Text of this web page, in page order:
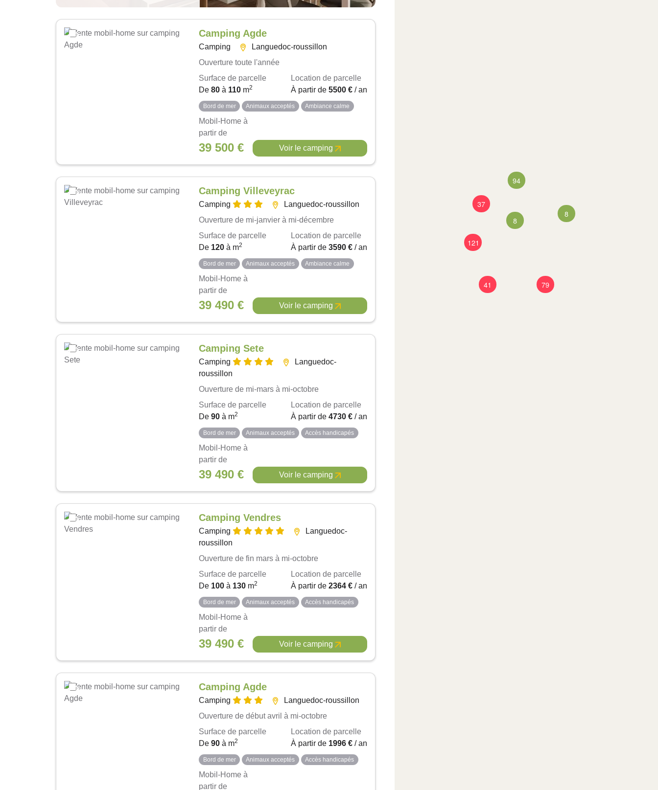
8
37
8
94
79
121
41
Camping Agde
Camping
Languedoc-roussillon
Ouverture toute l'année
Surface de parcelle
De80 à 110 m2
Location de parcelle
À partir de 5500 € / an
Bord de mer Animaux acceptés Ambiance calme
Mobil-Home à
partir de
39 500 € Voir le camping
Camping Villeveyrac
Camping
Languedoc-roussillon
Ouverture de mi-janvier à mi-décembre
Surface de parcelle
De 120 à m2
Location de parcelle
À partir de 3590 € / an
Bord de mer Animaux acceptés Ambiance calme
Mobil-Home à
partir de
39 490 € Voir le camping
Camping Sete
Camping
Languedoc-
roussillon
Ouverture de mi-mars à mi-octobre
Surface de parcelle
De90 à m2
Location de parcelle
À partir de 4730 € / an
Bord de mer Animaux acceptés Accès handicapés
Mobil-Home à
partir de
39 490 € Voir le camping
Camping Vendres
Camping
Languedoc-
roussillon
Ouverture de fin mars à mi-octobre
Surface de parcelle
De 100 à 130 m2
Location de parcelle
À partir de 2364 € / an
Bord de mer Animaux acceptés Accès handicapés
Mobil-Home à
partir de
39 490 € Voir le camping
Camping Agde
Camping
Languedoc-roussillon
Ouverture de début avril à mi-octobre
Surface de parcelle
De90 à m2
Location de parcelle
À partir de 1996 € / an
Bord de mer Animaux acceptés Accès handicapés
Mobil-Home à
partir de